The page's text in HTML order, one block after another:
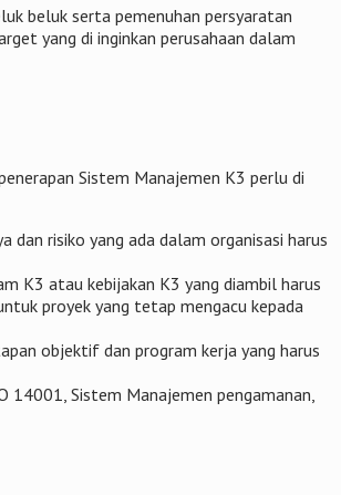
beluk serta pemenuhan persyaratan
yang di inginkan perusahaan dalam
Sistem Manajemen K3 perlu di
dan risiko yang ada dalam organisasi harus
K3 atau kebijakan K3 yang diambil harus
proyek yang tetap mengacu kepada
objektif dan program kerja yang harus
14001, Sistem Manajemen pengamanan,